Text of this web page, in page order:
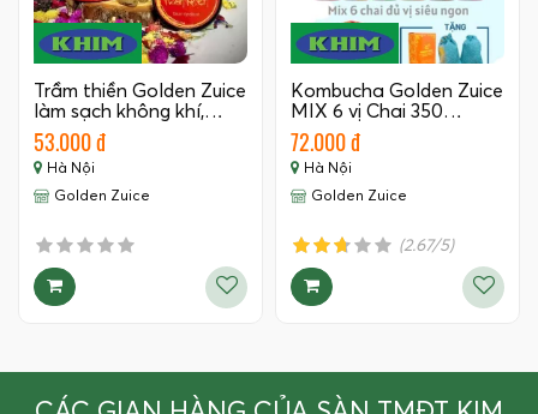
Trầm thiền Golden Zuice
làm sạch không khí,…
53.000 đ
Hà Nội
Golden Zuice
Kombucha Golden Zuice
MIX 6 vị Chai 350…
72.000 đ
Hà Nội
Golden Zuice
(2.67/5)